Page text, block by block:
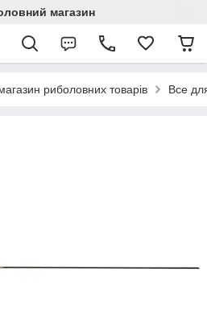
магазин
риболовних товарів Все